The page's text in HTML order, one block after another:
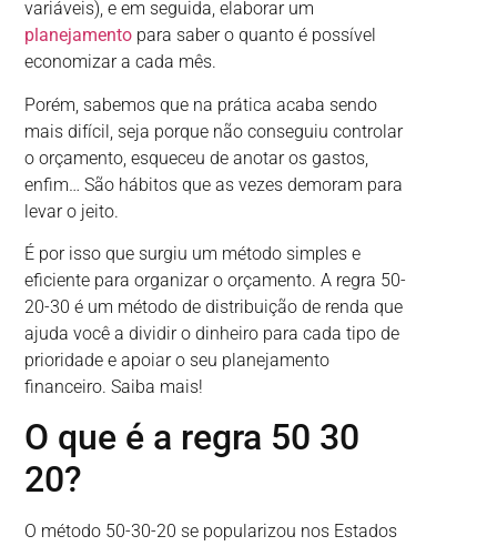
variáveis), e em seguida, elaborar um
planejamento para saber o quanto é possível
economizar a cada mês.
Porém, sabemos que na prática acaba sendo
mais difícil, seja porque não conseguiu controlar
o orçamento, esqueceu de anotar os gastos,
enfim… São hábitos que as vezes demoram para
levar o jeito.
É por isso que surgiu um método simples e
eficiente para organizar o orçamento. A regra 50-
20-30 é um método de distribuição de renda que
ajuda você a dividir o dinheiro para cada tipo de
prioridade e apoiar o seu planejamento
financeiro. Saiba mais!
O que é a regra 50 30
20?
O método 50-30-20 se popularizou nos Estados